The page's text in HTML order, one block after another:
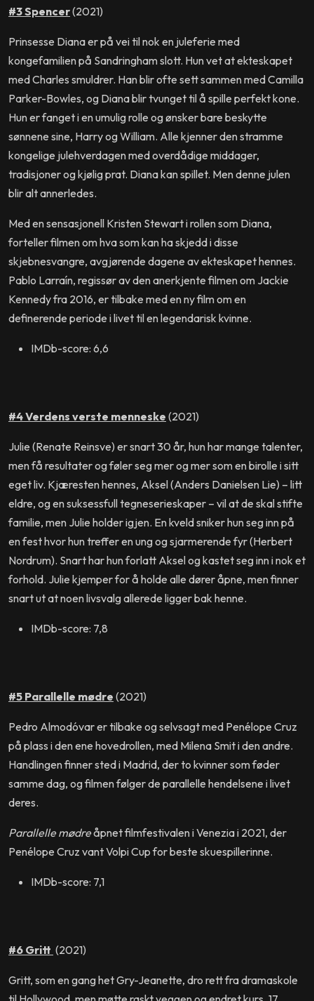
#3 Spencer(2021)
Prinsesse Diana er på vei til nok en juleferie med
kongefamilien på Sandringham slott. Hun vet at ekteskapet
med Charles smuldrer. Han blir ofte sett sammen med Camilla
Parker-Bowles, og Diana blir tvunget til å spille perfekt kone.
Hun er fanget i en umulig rolle og ønsker bare beskytte
sønnene sine, Harry og William. Alle kjenner den stramme
kongelige julehverdagen med overdådige middager,
tradisjoner og kjølig prat. Diana kan spillet. Men denne julen
blir alt annerledes.
Med en sensasjonell Kristen Stewart i rollen som Diana,
forteller filmen om hva som kan ha skjedd i disse
skjebnesvangre, avgjørende dagene av ekteskapet hennes.
Pablo Larraín, regissør av den anerkjente filmen om Jackie
Kennedy fra 2016, er tilbake med en ny film om en
definerende periode i livet til en legendarisk kvinne.
IMDb-score: 6,6
#4 Verdens verste menneske (2021)
Julie (Renate Reinsve) er snart 30 år, hun har mange talenter,
men få resultater og føler seg mer og mer som en birolle i sitt
eget liv. Kjæresten hennes, Aksel (Anders Danielsen Lie) – litt
eldre, og en suksessfull tegneserieskaper – vil at de skal stifte
familie, men Julie holder igjen. En kveld sniker hun seg inn på
en fest hvor hun treffer en ung og sjarmerende fyr (Herbert
Nordrum). Snart har hun forlatt Aksel og kastet seg inn i nok et
forhold. Julie kjemper for å holde alle dører åpne, men finner
snart ut at noen livsvalg allerede ligger bak henne.
IMDb-score: 7,8
#5 Parallelle mødre (2021)
Pedro Almodóvar er tilbake og selvsagt med Penélope Cruz
på plass i den ene hovedrollen, med Milena Smit i den andre.
Handlingen finner sted i Madrid, der to kvinner som føder
samme dag, og filmen følger de parallelle hendelsene i livet
deres.
Parallelle mødreåpnet filmfestivalen i Venezia i 2021, der
Penélope Cruz vant Volpi Cup for beste skuespillerinne.
IMDb-score: 7,1
#6 Gritt (2021)
Gritt, som en gang het Gry-Jeanette, dro rett fra dramaskole